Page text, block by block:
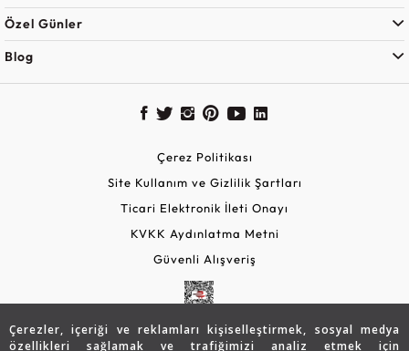
Çerezler, içeriği ve reklamları kişiselleştirmek, sosyal medya
özellikleri sağlamak ve trafiğimizi analiz etmek için
Özel Günler
Blog
Çerez Politikası
Site Kullanım ve Gizlilik Şartları
Ticari Elektronik İleti Onayı
KVKK Aydınlatma Metni
Güvenli Alışveriş